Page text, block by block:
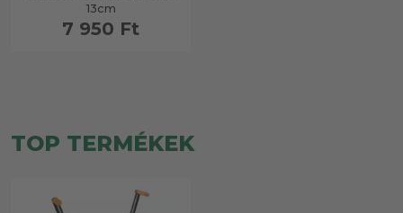
13cm
7 950 Ft
TOP TERMÉKEK